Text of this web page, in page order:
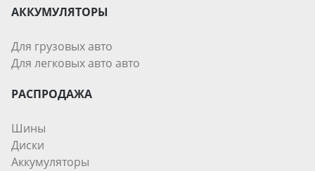
АККУМУЛЯТОРЫ
Для грузовых авто
Для легковых авто авто
РАСПРОДАЖА
Шины
Диски
Аккумуляторы